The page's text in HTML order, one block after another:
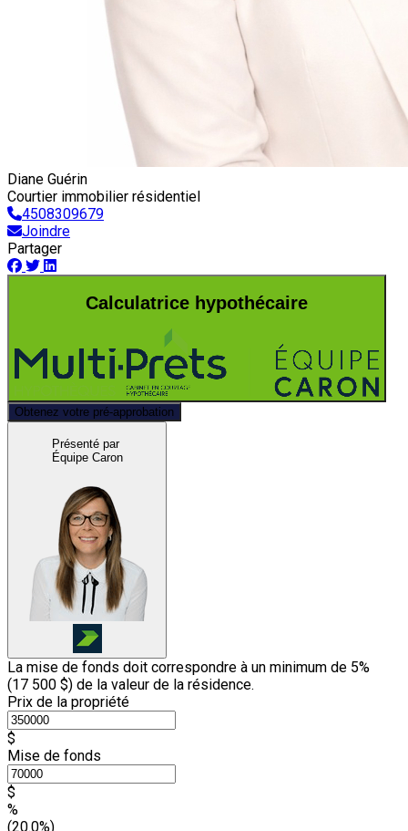
Diane Guérin
Courtier immobilier résidentiel
4508309679
Joindre
Partager
Calculatrice hypothécaire
Obtenez votre pré-approbation
Présenté par
Équipe Caron
La mise de fonds doit correspondre à un minimum de 5%
(17 500 $) de la valeur de la résidence.
Prix de la propriété
$
Mise de fonds
$
%
(20.0%)